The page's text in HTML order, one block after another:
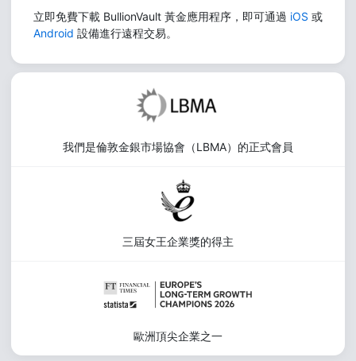
立即免費下載 BullionVault 黃金應用程序，即可通過 iOS 或
Android 設備進行遠程交易。
我們是倫敦金銀市場協會（LBMA）的正式會員
三屆女王企業獎的得主
歐洲頂尖企業之一